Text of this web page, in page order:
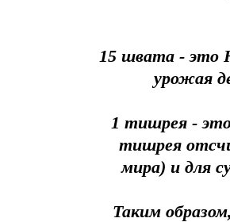
15 швата - это
урожая
1 тишрея -
тишрея
мира) и для
Таким